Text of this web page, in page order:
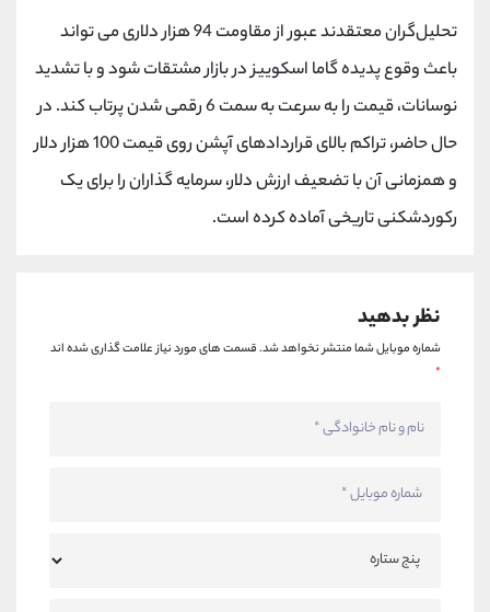
تحلیل‌گران معتقدند عبور از مقاومت 94 هزار دلاری می تواند
باعث وقوع پدیده‌ گاما اسکوییز در بازار مشتقات شود و با تشدید
نوسانات، قیمت را به سرعت به سمت 6 رقمی شدن پرتاب کند. در
حال حاضر، تراکم بالای قراردادهای آپشن روی قیمت 100 هزار دلار
و همزمانی آن با تضعیف ارزش دلار، سرمایه گذاران را برای یک
رکوردشکنی تاریخی آماده کرده است.
نظر بدهید
شماره موبایل شما منتشر نخواهد شد.قسمت های مورد نیاز علامت گذاری شده اند
*